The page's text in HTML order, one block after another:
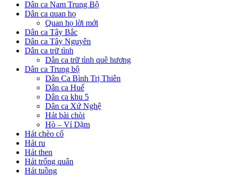
Dân ca Nam Trung Bộ
Dân ca quan họ
Quan họ lời mới
Dân ca Tây Bắc
Dân ca Tây Nguyên
Dân ca trữ tình
Dân ca trữ tình quê hương
Dân ca Trung bộ
Dân Ca Bình Trị Thiên
Dân ca Huế
Dân ca khu 5
Dân ca Xứ Nghệ
Hát bài chòi
Hò – Ví Dặm
Hát chèo cổ
Hát ru
Hát then
Hát trống quân
Hát tuồng